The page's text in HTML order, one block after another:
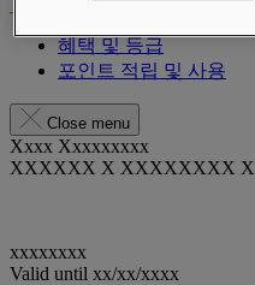
혜택 및 등급
포인트 적립 및 사용
Close menu
Xxxx Xxxxxxxxx
XXXXXX X XXXXXXXX X
xxxxxxxx
Valid until xx/xx/xxxx